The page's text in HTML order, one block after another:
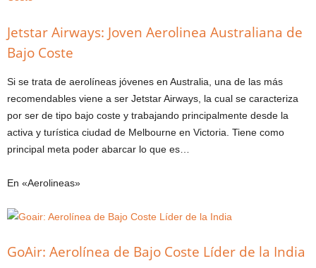
Jetstar Airways: Joven Aerolinea Australiana de
Bajo Coste
Si se trata de aerolíneas jóvenes en Australia, una de las más
recomendables viene a ser Jetstar Airways, la cual se caracteriza
por ser de tipo bajo coste y trabajando principalmente desde la
activa y turística ciudad de Melbourne en Victoria. Tiene como
principal meta poder abarcar lo que es…
En «Aerolineas»
GoAir: Aerolínea de Bajo Coste Líder de la India